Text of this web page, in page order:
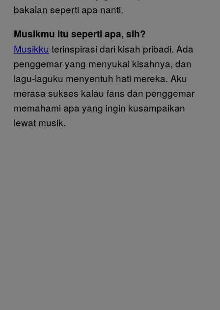
bakalan seperti apa nanti.
Musikmu itu seperti apa, sih?
Musikku terinspirasi dari kisah pribadi. Ada
penggemar yang menyukai kisahnya, dan
lagu-laguku menyentuh hati mereka. Aku
merasa sukses kalau fans dan penggemar
memahami apa yang ingin kusampaikan
lewat musik.